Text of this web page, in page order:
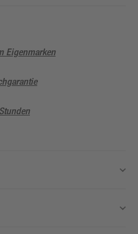
Eigenmarken